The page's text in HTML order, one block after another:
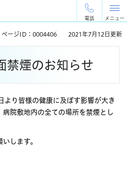
電話 メニュー
ページID：0004406 2021年7月12日更新
禁煙のお知らせ
り皆様の健康に及ぼす影響が大き
院敷地内の全ての場所を禁煙とし
します。